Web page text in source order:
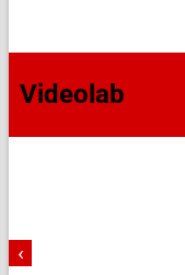
Videolab
‹